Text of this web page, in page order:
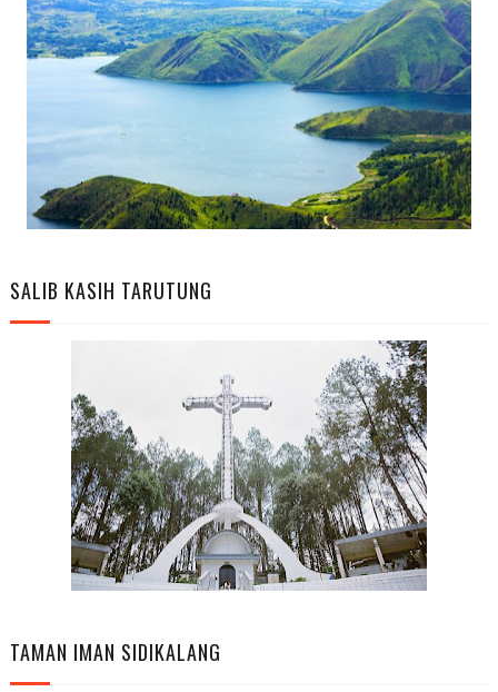
SALIB KASIH TARUTUNG
TAMAN IMAN SIDIKALANG